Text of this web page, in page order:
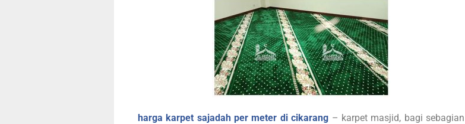
harga karpet sajadah per meter di cikarang – karpet masjid, bagi sebagian